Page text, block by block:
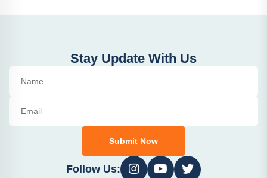
Stay Update With Us
Submit Now
Follow Us: